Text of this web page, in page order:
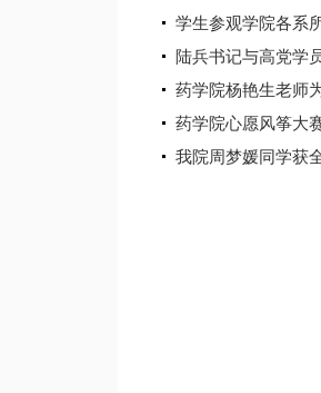
学生参观学院各系
陆兵书记与高党学
药学院杨艳生老师
药学院心愿风筝大
我院周梦媛同学获